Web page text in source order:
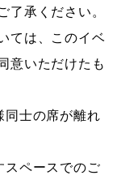
了承ください。
ては、このイベ
意いただけたも
同士の席が離れ
スペースでのご